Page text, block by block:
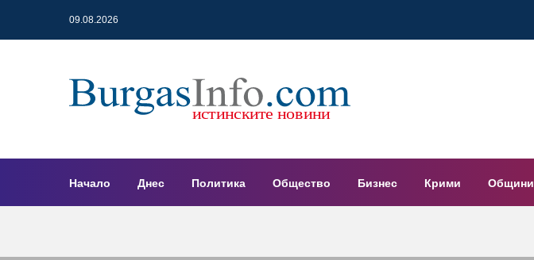
09.08.2026
Начало Днес Политика Общество Бизнес Крими Общини